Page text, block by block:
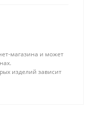
магазина и может
изделий зависит